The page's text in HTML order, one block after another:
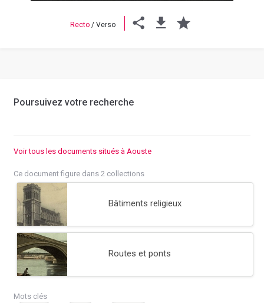
Recto / Verso
Poursuivez votre recherche
Voir tous les documents situés à Aouste
Ce document figure dans 2 collections
Bâtiments religieux
Routes et ponts
Mots clés